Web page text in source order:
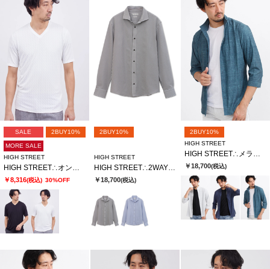
SALE 2BUY10%
MORE SALE
HIGH STREET
￥8,316(税込) 30%OFF
2BUY10%
HIGH STREET
HIGH STREET∴2WAYサッカーストライプカッタウェイシャツ
￥18,700(税込)
2BUY10%
HIGH STREET
￥18,700(税込)